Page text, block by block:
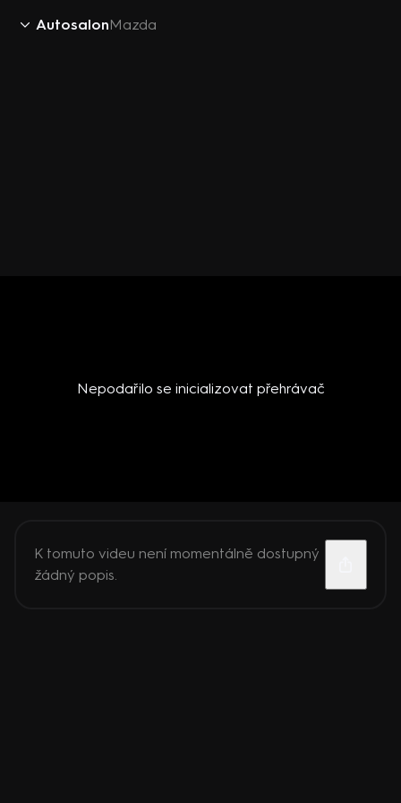
AutosalonMazda
Nepodařilo se inicializovat přehrávač
K tomuto videu není momentálně dostupný
žádný popis.